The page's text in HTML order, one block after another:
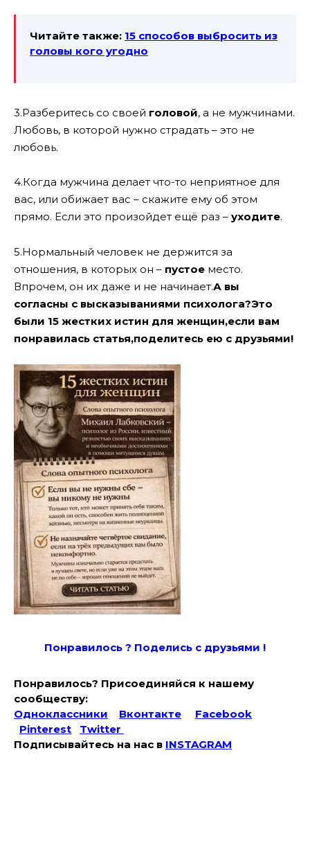
Читайте также: 15 способов выбросить из
головы кого угодно
3.Разберитесь со своей головой, а не мужчинами.
Любовь, в которой нужно страдать – это не
любовь.
4.Когда мужчина делает что-то неприятное для
вас, или обижает вас – скажите ему об этом
прямо. Если это произойдет ещё раз – уходите.
5.Нормальный человек не держится за
отношения, в которых он – пустое место.
Впрочем, он их даже и не начинает.А вы
согласны с высказываниями психолога?Это
были 15 жестких истин для женщин,если вам
понравилась статья,поделитесь ею с друзьями!
Понравилось ? Поделись с друзьями !
Понравилось? Присоединяйся к нашему
сообществу:
Одноклассники
Вконтакте
Facebook
Pinterest
Twitter
Подписывайтесь на наc в INSTAGRAM